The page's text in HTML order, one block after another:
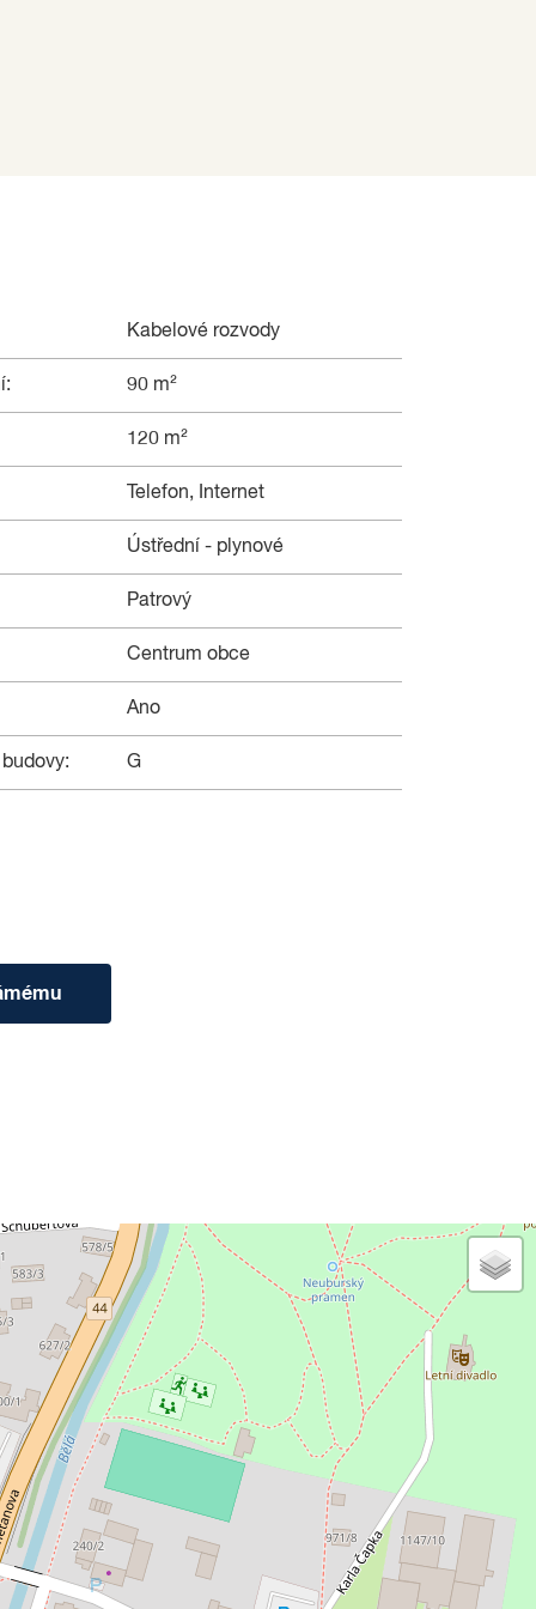
Kabelové rozvody
90 m²
120 m²
Telefon, Internet
Ústřední - plynové
Patrový
Centrum obce
Ano
G